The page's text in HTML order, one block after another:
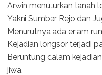
Arwin menuturkan tanah
Yakni Sumber Rejo dan
Menurutnya ada enam
Kejadian longsor terjadi
Beruntung dalam
jiwa.